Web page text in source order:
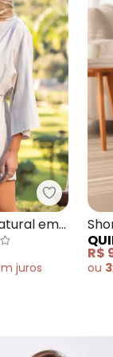
em Crepe
Quintess
em
juros
R$
ou